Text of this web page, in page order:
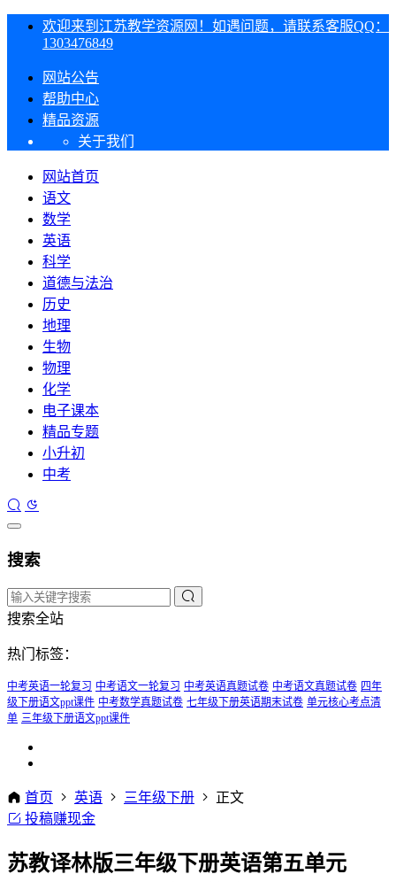
欢迎来到江苏教学资源网！如遇问题，请联系客服QQ：
1303476849
网站公告
帮助中心
精品资源
关于我们
网站首页
语文
数学
英语
科学
道德与法治
历史
地理
生物
物理
化学
电子课本
精品专题
小升初
中考
搜索
搜索全站
热门标签：
中考英语一轮复习 中考语文一轮复习 中考英语真题试卷 中考语文真题试卷 四年
级下册语文ppt课件 中考数学真题试卷 七年级下册英语期末试卷 单元核心考点清
单 三年级下册语文ppt课件
首页 英语 三年级下册
正文
投稿赚现金
苏教译林版三年级下册英语第五单元